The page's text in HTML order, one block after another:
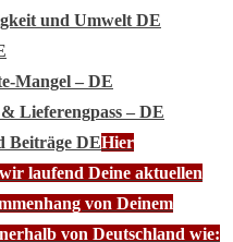
und Umwelt DE
Mangel – DE
Lieferengpass – DE
Beiträge DEHier
laufend Deine aktuellen
von Deinem
von Deutschland wie: